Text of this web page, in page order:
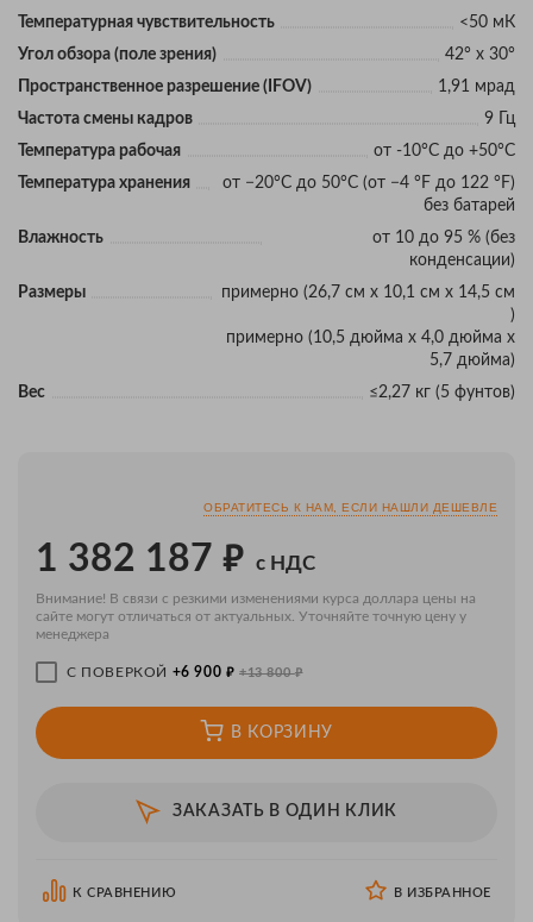
Температурная чувствительность
<50 мК
Угол обзора (поле зрения)
42° x 30°
Пространственное разрешение (IFOV)
1,91 мрад
Частота смены кадров
9 Гц
Температура рабочая
от -10°С до +50°С
Температура хранения
от −20°C до 50°C (от −4 °F до 122 °F)
без батарей
Влажность
от 10 до 95 % (без
конденсации)
Размеры
примерно (26,7 см x 10,1 см x 14,5 см
)
примерно (10,5 дюйма x 4,0 дюйма x
5,7 дюйма)
Вес
≤2,27 кг (5 фунтов)
ОБРАТИТЕСЬ К НАМ, ЕСЛИ НАШЛИ ДЕШЕВЛЕ
1 382 187 ₽ с НДС
Внимание! В связи с резкими изменениями курса доллара цены на
сайте могут отличаться от актуальных. Уточняйте точную цену у
менеджера
С ПОВЕРКОЙ +6 900 ₽ +13 800₽
В КОРЗИНУ
ЗАКАЗАТЬ В ОДИН КЛИК
К СРАВНЕНИЮ В ИЗБРАННОЕ